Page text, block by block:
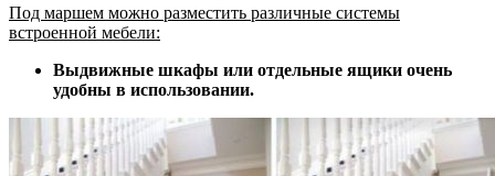
Под маршем можно разместить различные системы
встроенной мебели:
Выдвижные шкафы или отдельные ящики очень
удобны в использовании.